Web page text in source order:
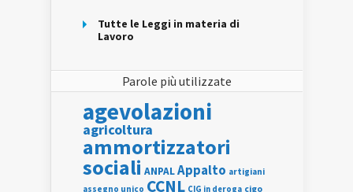
Tutte le Leggi in materia di
Lavoro
Parole più utilizzate
agevolazioni
agricoltura
ammortizzatori
sociali ANPALAppalto artigiani
assegno unico CCNL CIG in deroga cigo